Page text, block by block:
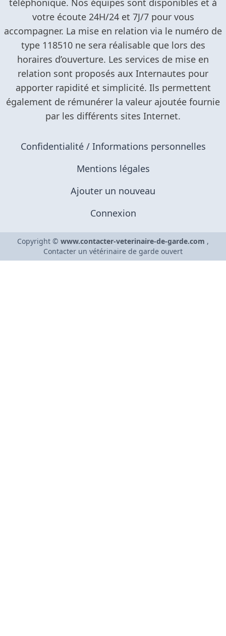
Confidentialité / Informations personnelles
Mentions légales
Ajouter un nouveau
Connexion
Copyright © www.contacter-veterinaire-de-garde.com ,
Contacter un vétérinaire de garde ouvert